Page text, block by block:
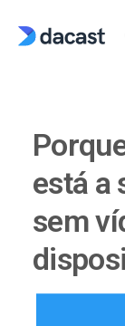
está a
sem